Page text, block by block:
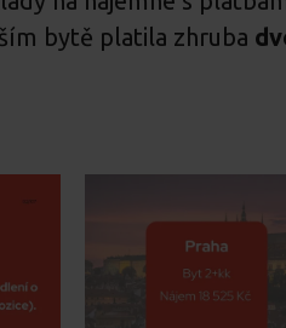
bytě platila zhruba